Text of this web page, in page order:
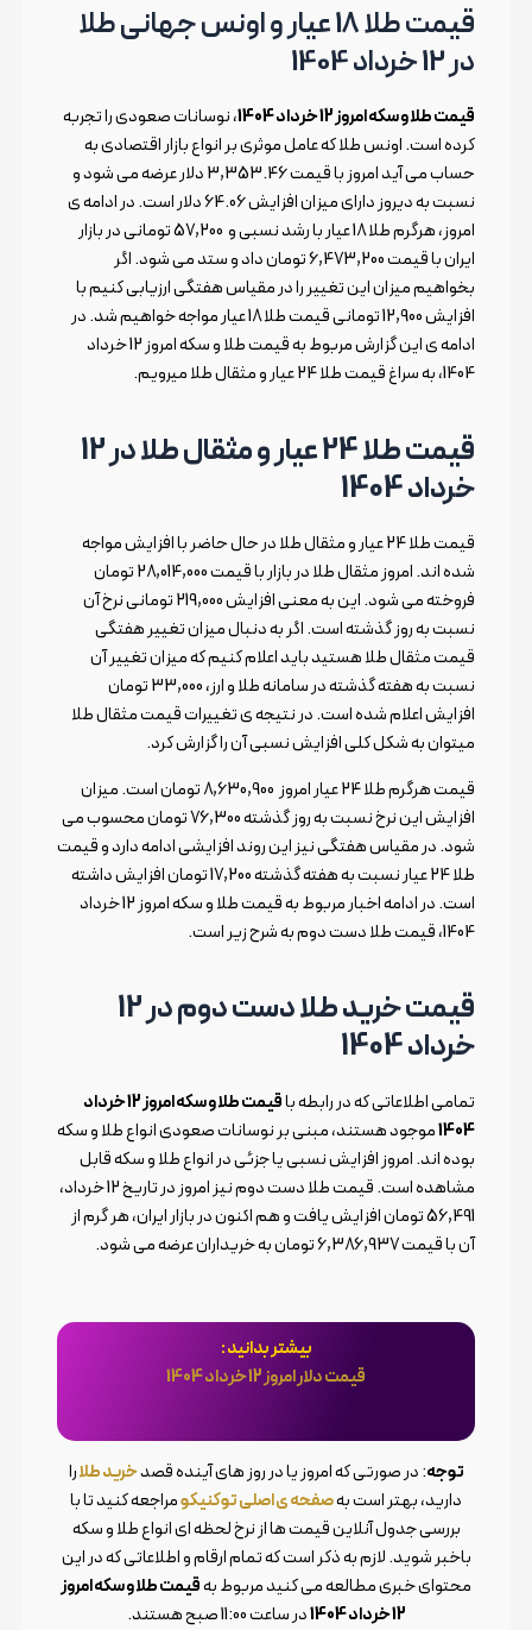
قیمت طلا 18 عیار و اونس جهانی طلا
در 12 خرداد 1404
قیمت طلا و سکه امروز 12 خرداد 1404
، نوسانات صعودی را تجربه
کرده است. اونس طلا که عامل موثری بر انواع بازار اقتصادی به
حساب می آید امروز با قیمت 3,353.46 دلار عرضه می شود و
نسبت به دیروز دارای میزان افزایش 64.06 دلار است. در ادامه ی
امروز، هرگرم طلا 18 عیار با رشد نسبی و 57,200 تومانی در بازار
ایران با قیمت 6,473,200 تومان داد و ستد می شود. اگر
بخواهیم میزان این تغییر را در مقیاس هفتگی ارزیابی کنیم با
افزایش 12,900 تومانی قیمت طلا 18 عیار مواجه خواهیم شد. در
ادامه ی این گزارش مربوط به قیمت طلا و سکه امروز 12 خرداد
1404، به سراغ قیمت طلا 24 عیار و مثقال طلا میرویم.
قیمت طلا 24 عیار و مثقال طلا در 12
خرداد 1404
قیمت طلا 24 عیار و مثقال طلا در حال حاضر با افزایش مواجه
شده اند. امروز مثقال طلا در بازار با قیمت 28,014,000 تومان
فروخته می شود. این به معنی افزایش 219,000 تومانی نرخ آن
نسبت به روز گذشته است. اگر به دنبال میزان تغییر هفتگی
قیمت مثقال طلا هستید باید اعلام کنیم که میزان تغییر آن
نسبت به هفته گذشته در سامانه طلا و ارز، 33,000 تومان
افزایش اعلام شده است. در نتیجه ی تغییرات قیمت مثقال طلا
میتوان به شکل کلی افزایش نسبی آن را گزارش کرد.
قیمت هرگرم طلا 24 عیار امروز 8,630,900 تومان است. میزان
افزایش این نرخ نسبت به روز گذشته 76,300 تومان محسوب می
شود. در مقیاس هفتگی نیز این روند افزایشی ادامه دارد و قیمت
طلا 24 عیار نسبت به هفته گذشته 17,200 تومان افزایش داشته
است. در ادامه اخبار مربوط به قیمت طلا و سکه امروز 12 خرداد
1404، قیمت طلا دست دوم به شرح زیر است.
قیمت خرید طلا دست دوم در 12
خرداد 1404
تمامی اطلاعاتی که در رابطه با
قیمت طلا و سکه امروز 12 خرداد
1404موجود هستند، مبنی بر نوسانات صعودی انواع طلا و سکه
بوده اند. امروز افزایش نسبی یا جزئی در انواع طلا و سکه قابل
مشاهده است. قیمت طلا دست دوم نیز امروز در تاریخ 12 خرداد،
56,491 تومان افزایش یافت و هم اکنون در بازار ایران، هر گرم از
آن با قیمت 6,386,937 تومان به خریداران عرضه می شود.
بیشتر بدانید :
قیمت دلار امروز 12 خرداد 1404
توجه: در صورتی که امروز یا در روز های آینده قصدخرید طلارا
دارید، بهتر است بهصفحه ی اصلی توکنیکومراجعه کنید تا با
بررسی جدول آنلاین قیمت ها از نرخ لحظه ای انواع طلا و سکه
باخبر شوید. لازم به ذکر است که تمام ارقام و اطلاعاتی که در این
محتوای خبری مطالعه می کنید مربوط بهقیمت طلا و سکه امروز
12 خرداد 1404
در ساعت 11:00 صبح هستند.